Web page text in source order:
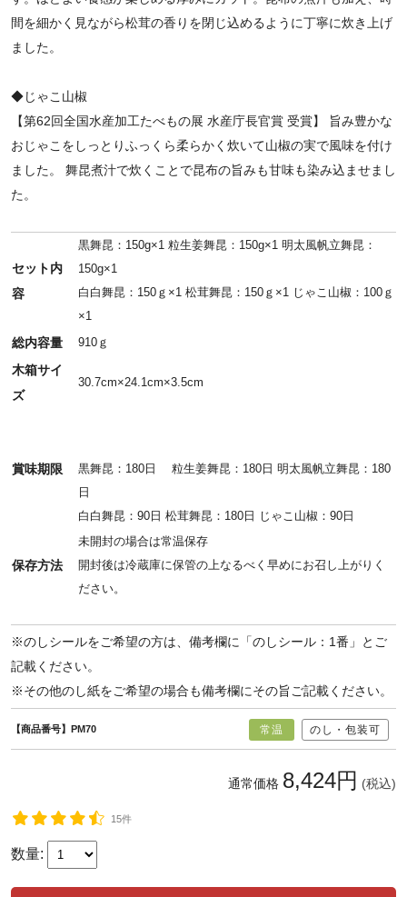
間を細かく見ながら松茸の香りを閉じ込めるように丁寧に炊き上げ
ました。
◆じゃこ山椒
【第62回全国水産加工たべもの展 水産庁長官賞 受賞】 旨み豊かな
おじゃこをしっとりふっくら柔らかく炊いて山椒の実で風味を付け
ました。 舞昆煮汁で炊くことで昆布の旨みも甘味も染み込ませまし
た。
セット内
容
黒舞昆：150g×1 粒生姜舞昆：150g×1 明太風帆立舞昆：
150g×1
白白舞昆：150ｇ×1 松茸舞昆：150ｇ×1 じゃこ山椒：100ｇ
×1
総内容量 910ｇ
木箱サイ
ズ
30.7cm×24.1cm×3.5cm
賞味期限
黒舞昆：180日 粒生姜舞昆：180日 明太風帆立舞昆：180
日
白白舞昆：90日 松茸舞昆：180日 じゃこ山椒：90日
保存方法
未開封の場合は常温保存
開封後は冷蔵庫に保管の上なるべく早めにお召し上がりく
ださい。
※のしシールをご希望の方は、備考欄に「のしシール：1番」とご
記載ください。
※その他のし紙をご希望の場合も備考欄にその旨ご記載ください。
【商品番号】PM70 常温 のし・包装可
通常価格 8,424円 (税込)
15件
数量: